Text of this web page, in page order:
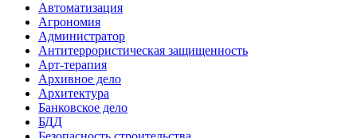
Автоматизация
Агрономия
Администратор
Антитеррористическая защищенность
Арт-терапия
Архивное дело
Архитектура
Банковское дело
БДД